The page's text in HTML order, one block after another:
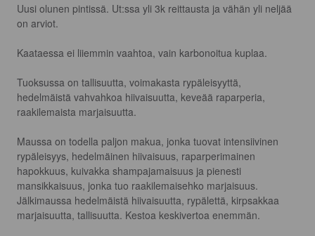
Uusi olunen pintissä. Ut:ssa yli 3k reittausta ja vähän yli neljää
on arviot.
Kaataessa ei liiemmin vaahtoa, vain karbonoitua kuplaa.
Tuoksussa on tallisuutta, voimakasta rypäleisyyttä,
hedelmäistä vahvahkoa hiivaisuutta, keveää raparperia,
raakilemaista marjaisuutta.
Maussa on todella paljon makua, jonka tuovat intensiivinen
rypäleisyys, hedelmäinen hiivaisuus, raparperimainen
hapokkuus, kuivakka shampajamaisuus ja pienesti
mansikkaisuus, jonka tuo raakilemaisehko marjaisuus.
Jälkimaussa hedelmäistä hiivaisuutta, rypälettä, kirpsakkaa
marjaisuutta, tallisuutta. Kestoa keskivertoa enemmän.